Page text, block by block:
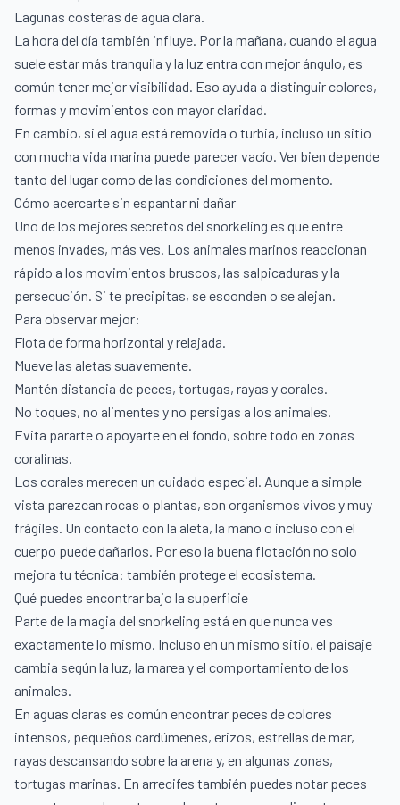
Lagunas costeras de agua clara.
La hora del día también influye. Por la mañana, cuando el agua
suele estar más tranquila y la luz entra con mejor ángulo, es
común tener mejor visibilidad. Eso ayuda a distinguir colores,
formas y movimientos con mayor claridad.
En cambio, si el agua está removida o turbia, incluso un sitio
con mucha vida marina puede parecer vacío. Ver bien depende
tanto del lugar como de las condiciones del momento.
Cómo acercarte sin espantar ni dañar
Uno de los mejores secretos del snorkeling es que entre
menos invades, más ves. Los animales marinos reaccionan
rápido a los movimientos bruscos, las salpicaduras y la
persecución. Si te precipitas, se esconden o se alejan.
Para observar mejor:
Flota de forma horizontal y relajada.
Mueve las aletas suavemente.
Mantén distancia de peces, tortugas, rayas y corales.
No toques, no alimentes y no persigas a los animales.
Evita pararte o apoyarte en el fondo, sobre todo en zonas
coralinas.
Los corales merecen un cuidado especial. Aunque a simple
vista parezcan rocas o plantas, son organismos vivos y muy
frágiles. Un contacto con la aleta, la mano o incluso con el
cuerpo puede dañarlos. Por eso la buena flotación no solo
mejora tu técnica: también protege el ecosistema.
Qué puedes encontrar bajo la superficie
Parte de la magia del snorkeling está en que nunca ves
exactamente lo mismo. Incluso en un mismo sitio, el paisaje
cambia según la luz, la marea y el comportamiento de los
animales.
En aguas claras es común encontrar peces de colores
intensos, pequeños cardúmenes, erizos, estrellas de mar,
rayas descansando sobre la arena y, en algunas zonas,
tortugas marinas. En arrecifes también puedes notar peces